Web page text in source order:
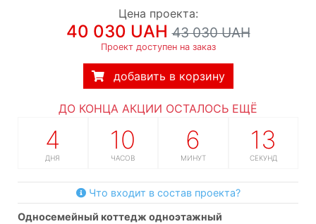
Цена проекта:
40 030 UAH43 030 UAH
Проект доступен на заказ
добавить в корзину
ДО КОНЦА АКЦИИ ОСТАЛОСЬ ЕЩЁ
4
ДНЯ
10
ЧАСОВ
6
МИНУТ
12
СЕКУНД
Что входит в состав проекта?
односемейный коттедж одноэтажный